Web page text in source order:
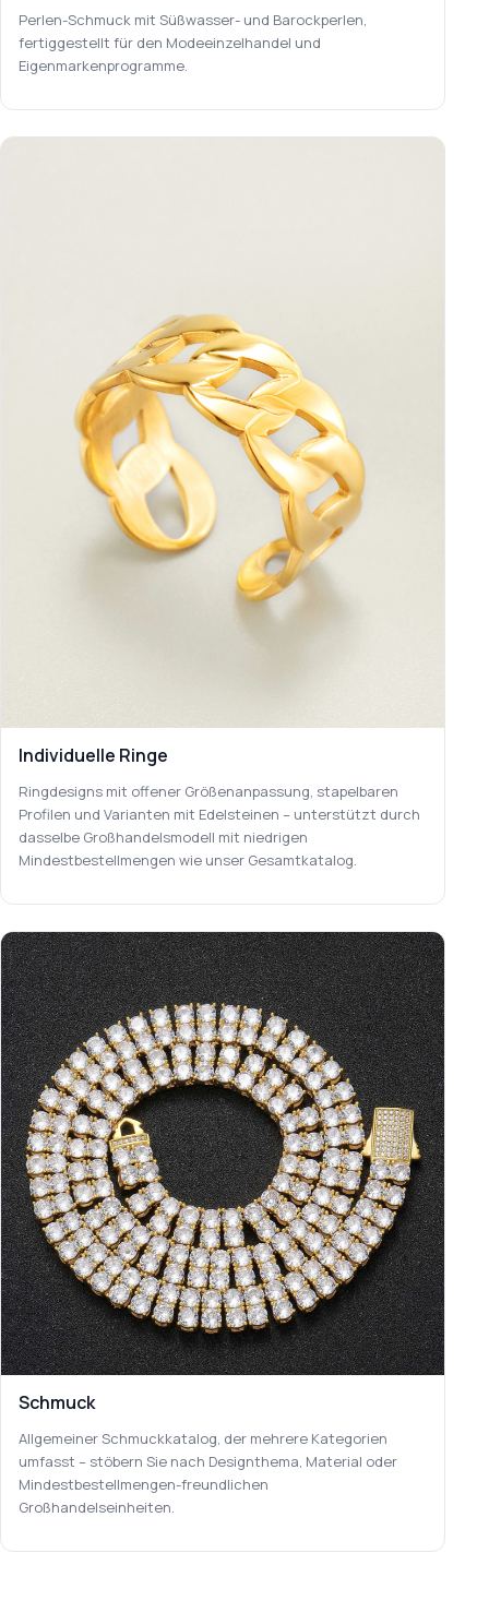
Perlen-Schmuck mit Süßwasser- und Barockperlen,
fertiggestellt für den Modeeinzelhandel und
Eigenmarkenprogramme.
Individuelle Ringe
Ringdesigns mit offener Größenanpassung, stapelbaren
Profilen und Varianten mit Edelsteinen – unterstützt durch
dasselbe Großhandelsmodell mit niedrigen
Mindestbestellmengen wie unser Gesamtkatalog.
Schmuck
Allgemeiner Schmuckkatalog, der mehrere Kategorien
umfasst – stöbern Sie nach Designthema, Material oder
Mindestbestellmengen-freundlichen
Großhandelseinheiten.